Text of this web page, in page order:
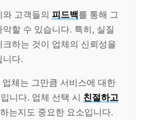
고객들의 피드백를 통해 그
할 수 있습니다. 특히, 실질
하는 것이 업체의 신뢰성을
니다.
업체는 그만큼 서비스에 대한
니다. 업체 선택 시 친절하고
는지도 중요한 요소입니다.